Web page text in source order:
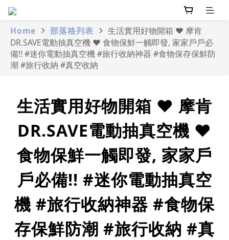
Home 部落格列表
生活實用好物開箱 ❤ 摩肯
DR.SAVE電動抽真空機 ❤ 食物保鮮一觸即發, 家家戶戶必
備!! #迷你電動抽真空機 #旅行收納神器 #食物保存保鮮防
潮 #旅行收納 #真空收納
生活實用好物開箱 ❤ 摩肯
DR.SAVE電動抽真空機 ❤
食物保鮮一觸即發, 家家戶
戶必備!! #迷你電動抽真空
機 #旅行收納神器 #食物保
存保鮮防潮 #旅行收納 #真